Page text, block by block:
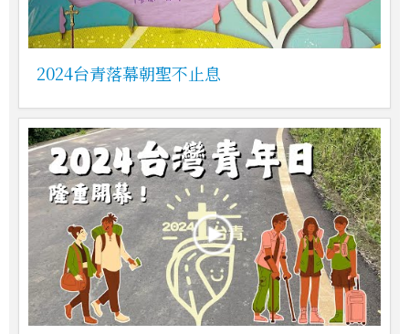
2024台青落幕朝聖不止息